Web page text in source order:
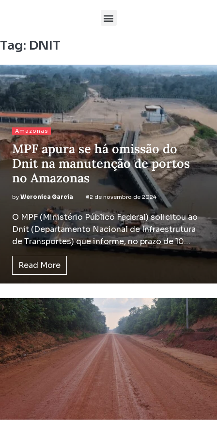
Tag: DNIT
Amazonas
MPF apura se há omissão do
Dnit na manutenção de portos
no Amazonas
by Weronica Garcia 12 de novembro de 2024
O MPF (Ministério Público Federal) solicitou ao
Dnit (Departamento Nacional de Infraestrutura
de Transportes) que informe, no prazo de 10…
Read More